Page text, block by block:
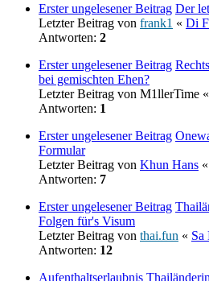
Erster ungelesener Beitrag Der
Letzter Beitrag von frank1 « Di
Antworten: 2
Erster ungelesener Beitrag
bei gemischten Ehen?
Letzter Beitrag von M1llerTime «
Antworten: 1
Erster ungelesener Beitrag
Formular
Letzter Beitrag von Khun Hans «
Antworten: 7
Erster ungelesener Beitrag
Folgen für's Visum
Letzter Beitrag von thai.fun « Sa
Antworten: 12
Aufenthaltserlaubnis